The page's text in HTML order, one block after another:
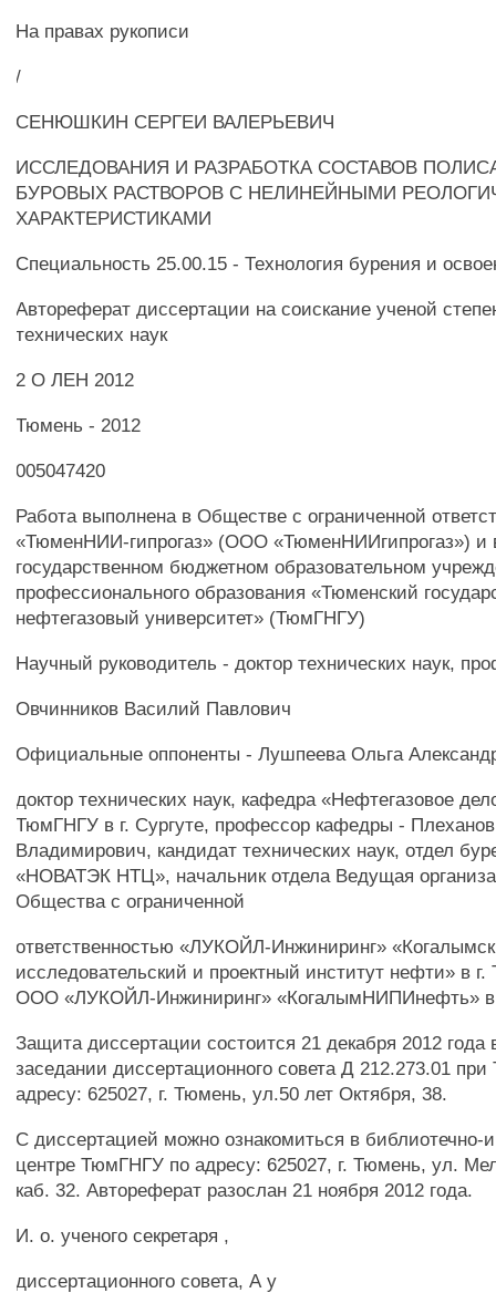
На правах рукописи
/
СЕНЮШКИН СЕРГЕИ ВАЛЕРЬЕВИЧ
ИССЛЕДОВАНИЯ И РАЗРАБОТКА СОСТАВОВ
БУРОВЫХ РАСТВОРОВ С НЕЛИНЕЙНЫМИ
ХАРАКТЕРИСТИКАМИ
Специальность 25.00.15 - Технология бурения и
Автореферат диссертации на соискание ученой
технических наук
2 О ЛЕН 2012
Тюмень - 2012
005047420
Работа выполнена в Обществе с ограниченной
«ТюменНИИ-гипрогаз» (ООО «ТюменНИИгипрогаз») и
государственном бюджетном образовательном
профессионального образования «Тюменский
нефтегазовый университет» (ТюмГНГУ)
Научный руководитель - доктор технических наук,
Овчинников Василий Павлович
Официальные оппоненты - Лушпеева Ольга
доктор технических наук, кафедра «Нефтегазовое
ТюмГНГУ в г. Сургуте, профессор кафедры -
Владимирович, кандидат технических наук, отдел
«НОВАТЭК НТЦ», начальник отдела Ведущая
Общества с ограниченной
ответственностью «ЛУКОЙЛ-Инжиниринг»
исследовательский и проектный институт нефти» в
ООО «ЛУКОЙЛ-Инжиниринг» «КогалымНИПИнефть» в
Защита диссертации состоится 21 декабря 2012 года
заседании диссертационного совета Д 212.273.01
адресу: 625027, г. Тюмень, ул.50 лет Октября, 38.
С диссертацией можно ознакомиться в
центре ТюмГНГУ по адресу: 625027, г. Тюмень, ул.
каб. 32. Автореферат разослан 21 ноября 2012 года.
И. о. ученого секретаря ,
диссертационного совета, А у